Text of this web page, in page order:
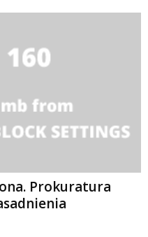
Prokuratura